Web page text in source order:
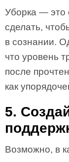
Уборка — это
сделать,
в сознании.
что уровень
после
как
5.
Возможно, в